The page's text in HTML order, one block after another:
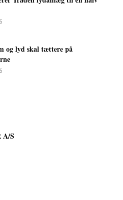
og lyd skal tættere på
A/S